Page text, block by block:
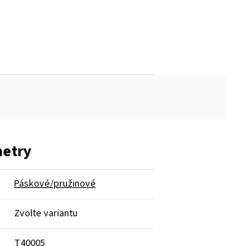
Páskové/pružinové
Zvolte variantu